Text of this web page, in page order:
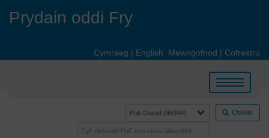
Prydain oddi Fry
Cymraeg | English Mewngofnod | Cofrestru
Toggle
navigation
Chwilio